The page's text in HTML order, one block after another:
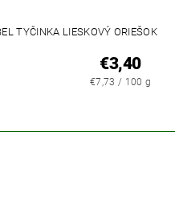
TYČINKA LIESKOVÝ ORIEŠOK
€3,40
€7,73 / 100 g